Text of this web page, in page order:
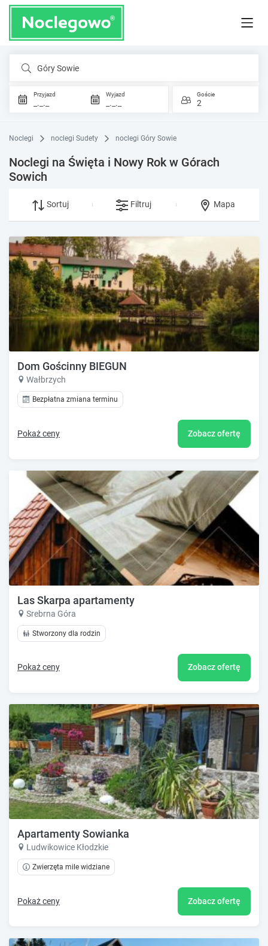
Góry Sowie
Przyjazd
_._._
Wyjazd
_._._
Goście
2
Noclegi noclegi Sudety noclegi Góry Sowie
Noclegi na Święta i Nowy Rok w Górach
Sowich
Sortuj Filtruj Mapa
Dom Gościnny BIEGUN
Wałbrzych
Bezpłatna zmiana terminu
Pokaż ceny Zobacz ofertę
Las Skarpa apartamenty
Srebrna Góra
Stworzony dla rodzin
Pokaż ceny Zobacz ofertę
Apartamenty Sowianka
Ludwikowice Kłodzkie
Zwierzęta mile widziane
Pokaż ceny Zobacz ofertę